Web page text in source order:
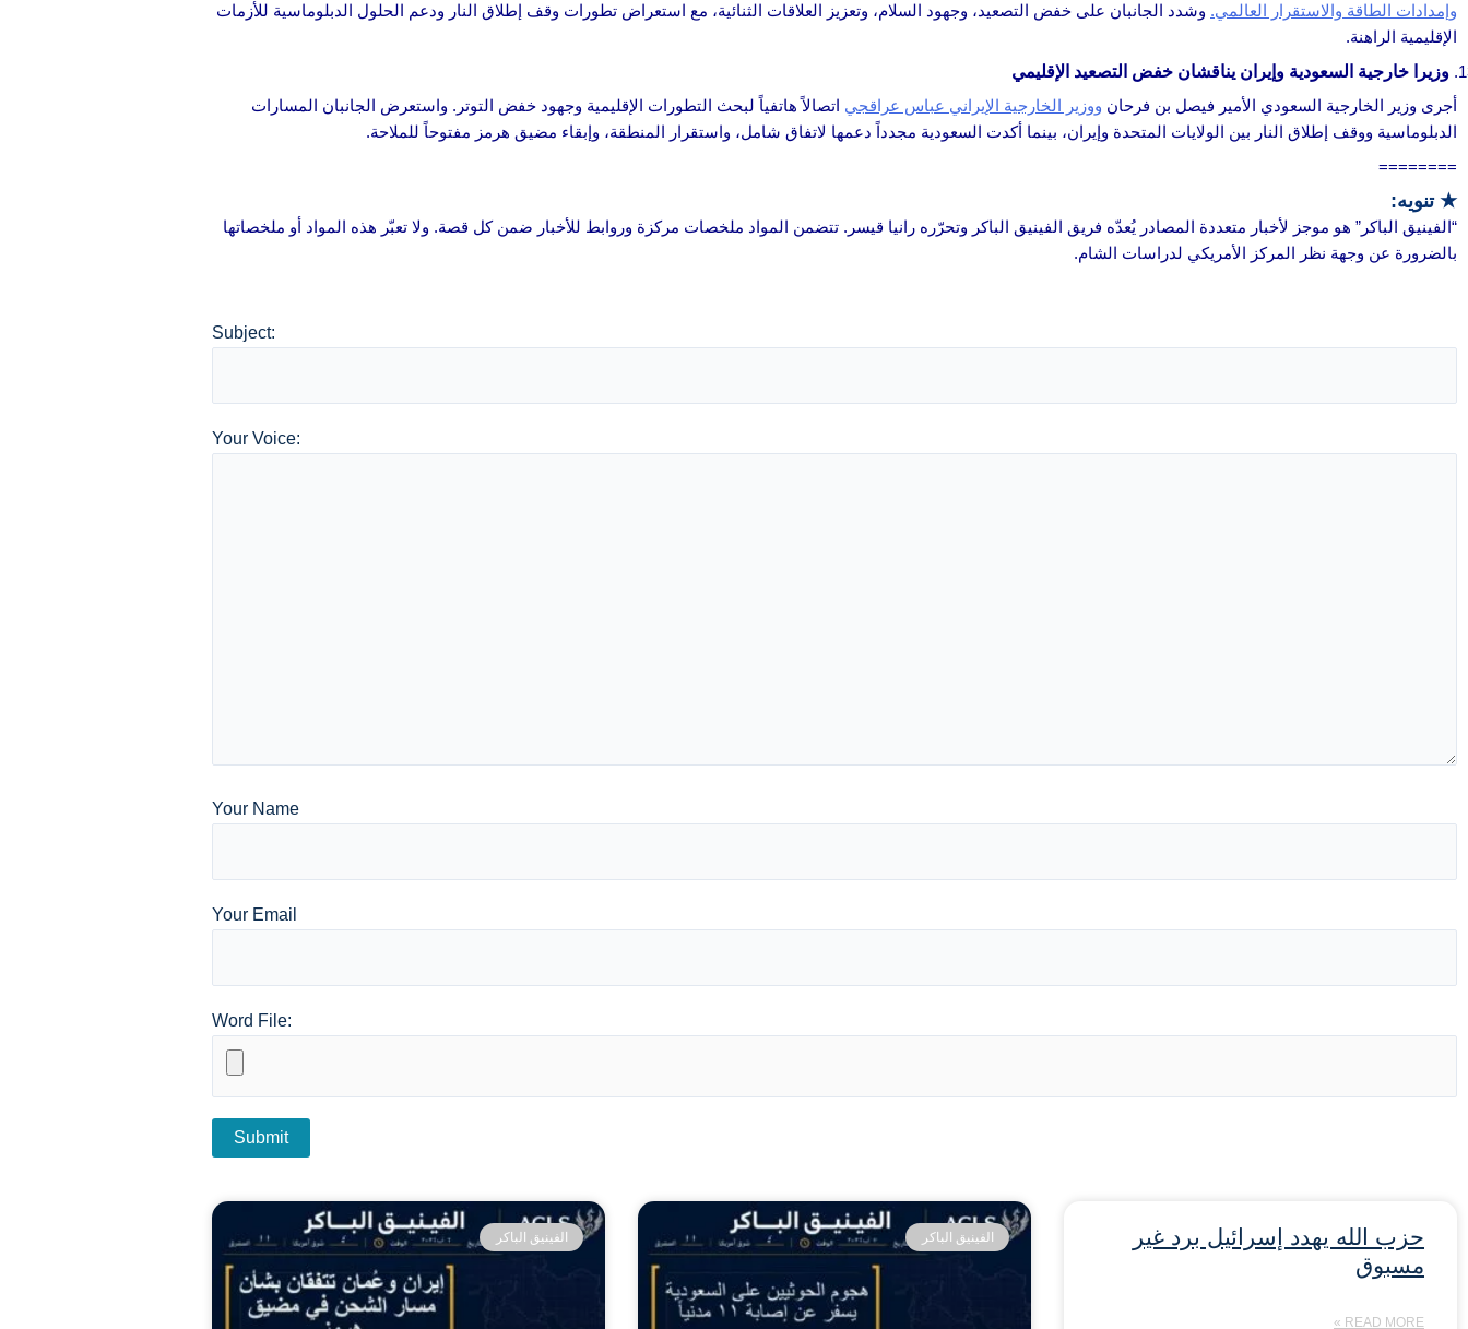
وإمدادات الطاقة والاستقرار العالمي. وشدد الجانبان على خفض التصعيد، وجهود السلام، وتعزيز العلاقات الثنائية، مع استعراض تطورات وقف إطلاق النار ودعم الحلول الدبلوماسية للأزمات
الإقليمية الراهنة.
وزيرا خارجية السعودية وإيران يناقشان خفض التصعيد الإقليمي
أجرى وزير الخارجية السعودي الأمير فيصل بن فرحان ووزير الخارجية الإيراني عباس عراقجي اتصالاً هاتفياً لبحث التطورات الإقليمية وجهود خفض التوتر. واستعرض الجانبان المسارات
الدبلوماسية ووقف إطلاق النار بين الولايات المتحدة وإيران، بينما أكدت السعودية مجدداً دعمها لاتفاق شامل، واستقرار المنطقة، وإبقاء مضيق هرمز مفتوحاً للملاحة.
========
★ تنويه:
“الفينيق الباكر” هو موجز لأخبار متعددة المصادر يُعدّه فريق الفينيق الباكر وتحرّره رانيا قيسر. تتضمن المواد ملخصات مركزة وروابط للأخبار ضمن كل قصة. ولا تعبّر هذه المواد أو ملخصاتها
بالضرورة عن وجهة نظر المركز الأمريكي لدراسات الشام.
Subject:
Your Voice:
Your Name
Your Email
Word File:
حزب الله يهدد إسرائيل برد غير
مسبوق
READ MORE »
الفينيق الباكر الفينيق الباكر